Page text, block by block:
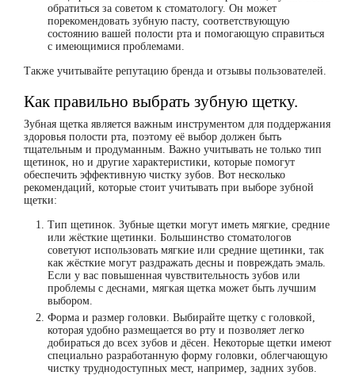
обратиться за советом к стоматологу. Он может
порекомендовать зубную пасту, соответствующую
состоянию вашей полости рта и помогающую справиться
с имеющимися проблемами.
Также учитывайте репутацию бренда и отзывы пользователей.
Как правильно выбрать зубную щетку.
Зубная щетка является важным инструментом для поддержания
здоровья полости рта, поэтому её выбор должен быть
тщательным и продуманным. Важно учитывать не только тип
щетинок, но и другие характеристики, которые помогут
обеспечить эффективную чистку зубов. Вот несколько
рекомендаций, которые стоит учитывать при выборе зубной
щетки:
Тип щетинок. Зубные щетки могут иметь мягкие, средние
или жёсткие щетинки. Большинство стоматологов
советуют использовать мягкие или средние щетинки, так
как жёсткие могут раздражать десны и повреждать эмаль.
Если у вас повышенная чувствительность зубов или
проблемы с деснами, мягкая щетка может быть лучшим
выбором.
Форма и размер головки. Выбирайте щетку с головкой,
которая удобно размещается во рту и позволяет легко
добираться до всех зубов и дёсен. Некоторые щетки имеют
специально разработанную форму головки, облегчающую
чистку труднодоступных мест, например, задних зубов.